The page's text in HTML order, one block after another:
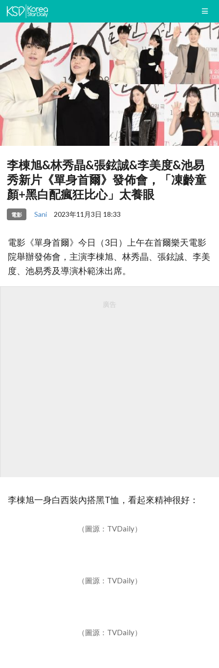
李棟旭&林秀晶&張鉉誠&李美度&池易
秀新片《單身首爾》發佈會，「凍齡童
顏+黑白配瘋狂比心」太養眼
電影 Sani 2023年11月3日 18:33
電影《單身首爾》今日（3日）上午在首爾樂天電影
院舉辦發佈會，主演李棟旭、林秀晶、張鉉誠、李美
度、池易秀及導演朴範洙出席。
廣告
李棟旭一身白西裝內搭黑T恤，看起來精神很好：
（圖源：TVDaily）
（圖源：TVDaily）
（圖源：TVDaily）